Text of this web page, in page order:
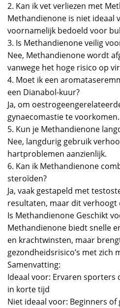
2. Kan ik vet verliezen met
Methandienone is niet ideaal
voornamelijk bedoeld voor
3. Is Methandienone veilig
Nee, Methandienone wordt
vanwege het hoge risico op
4. Moet ik een
een Dianabol-kuur?
Ja, om
gynaecomastie te voorkomen.
5. Kun je Methandienone
Nee, langdurig gebruik
hartproblemen aanzienlijk.
6. Kan ik Methandienone
steroïden?
Ja, vaak gestapeld met
resultaten, maar dit verhoogt
Is Methandienone Geschikt
Methandienone biedt snelle
en krachtwinsten, maar
gezondheidsrisico’s met zich
Samenvatting:
Ideaal voor: Ervaren sporters
in korte tijd
Niet ideaal voor: Beginners